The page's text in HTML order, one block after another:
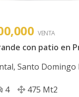
VENTA
, Santo Domingo
4 475 Mt2